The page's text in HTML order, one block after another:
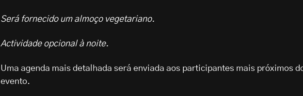
Será fornecido um almoço vegetariano.
Actividade opcional à noite.
Uma agenda mais detalhada será enviada aos participantes mais próximos
evento.